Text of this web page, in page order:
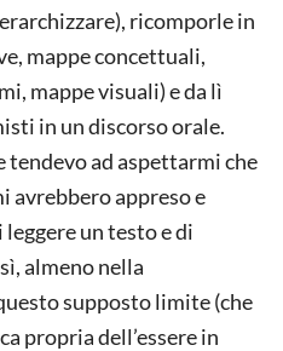
ricomporle in
mappe concettuali,
mappe visuali) e da lì
in un discorso orale.
tendevo ad aspettarmi che
avrebbero appreso e
un testo e di
almeno nella
supposto limite (che
propria dell’essere in